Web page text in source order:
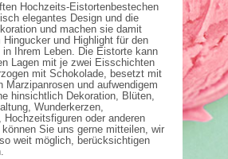
Hochzeits-Eistortenbestechen
elegantes Design und die
und machen sie damit
und Highlight für den
Ihrem Leben. Die Eistorte kann
Lagen mit je zwei Eisschichten
mit Schokolade, besetzt mit
Marzipanrosen und aufwendigem
hinsichtlich Dekoration, Blüten,
Wunderkerzen,
Hochzeitsfiguren oder anderen
können Sie uns gerne mitteilen, wir
weit möglich, berücksichtigen